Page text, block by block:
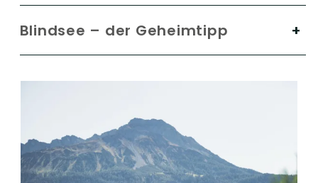
Blindsee – der Geheimtipp